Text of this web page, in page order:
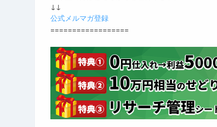
↓↓
公式メルマガ登録
==================